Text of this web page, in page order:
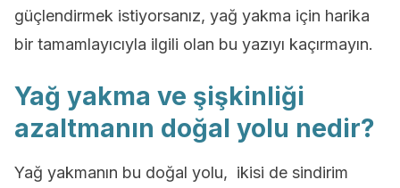
güçlendirmek istiyorsanız, yağ yakma için harika
bir tamamlayıcıyla ilgili olan bu yazıyı kaçırmayın.
Yağ yakma ve şişkinliği
azaltmanın doğal yolu nedir?
Yağ yakmanın bu doğal yolu, ikisi de sindirim